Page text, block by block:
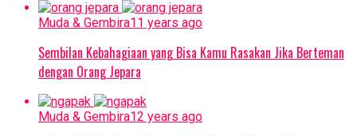
Muda & Gembira11 years ago
Sembilan Kebahagiaan yang Bisa Kamu Rasakan Jika Berteman
dengan Orang Jepara
Muda & Gembira12 years ago